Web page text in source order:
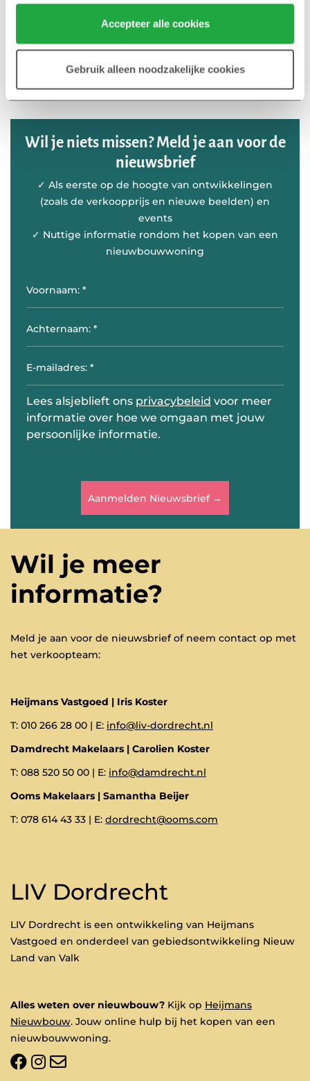
Klik hier voor meer informatie over ons cookiebeleid.
Accepteer alle cookies
Gebruik alleen noodzakelijke cookies
graag verder!
Wil je niets missen? Meld je aan voor de
nieuwsbrief
✓ Als eerste op de hoogte van ontwikkelingen
(zoals de verkoopprijs en nieuwe beelden) en
events
✓ Nuttige informatie rondom het kopen van een
nieuwbouwwoning
Lees alsjeblieft ons privacybeleid voor meer
informatie over hoe we omgaan met jouw
persoonlijke informatie.
Aanmelden Nieuwsbrief →
Wil je meer
informatie?
LIV Dordrecht
Meld je aan voor de nieuwsbrief of neem contact op met
het verkoopteam:
Heijmans Vastgoed | Iris Koster
T: 010 266 28 00 | E: info@liv-dordrecht.nl
Damdrecht Makelaars | Carolien Koster
T: 088 520 50 00 | E: info@damdrecht.nl
Ooms Makelaars | Samantha Beijer
T: 078 614 43 33 | E: dordrecht@ooms.com
LIV Dordrecht is een ontwikkeling van Heijmans
Vastgoed en onderdeel van gebiedsontwikkeling Nieuw
Land van Valk
Alles weten over nieuwbouw? Kijk op Heijmans
Nieuwbouw. Jouw online hulp bij het kopen van een
nieuwbouwwoning.